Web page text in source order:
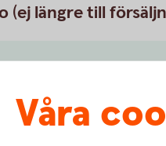
(ej längre till
inom Sverige
Våra